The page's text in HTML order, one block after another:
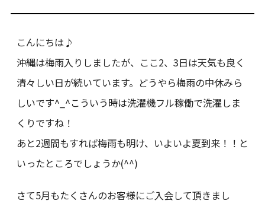
こんにちは♪
沖縄は梅雨入りしましたが、ここ2、3日は天気も良く
清々しい日が続いています。どうやら梅雨の中休みら
しいです^_^こういう時は洗濯機フル稼働で洗濯しま
くりですね！
あと2週間もすれば梅雨も明け、いよいよ夏到来！！と
いったところでしょうか(^^)
さて5月もたくさんのお客様にご入会して頂きまし